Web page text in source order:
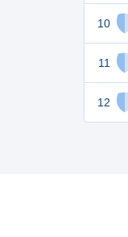
10
11
12